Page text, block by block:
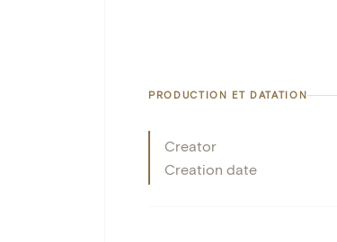
PRODUCTION ET DATATION
Creator
Creation date